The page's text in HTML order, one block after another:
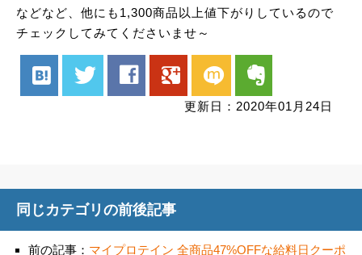
などなど、他にも1,300商品以上値下がりしているので
チェックしてみてくださいませ～
hatenabookmark twitter facebook google mixi evernote
更新日：2020年01月24日
同じカテゴリの前後記事
前の記事： マイプロテイン 全商品47%OFFな給料日クーポ